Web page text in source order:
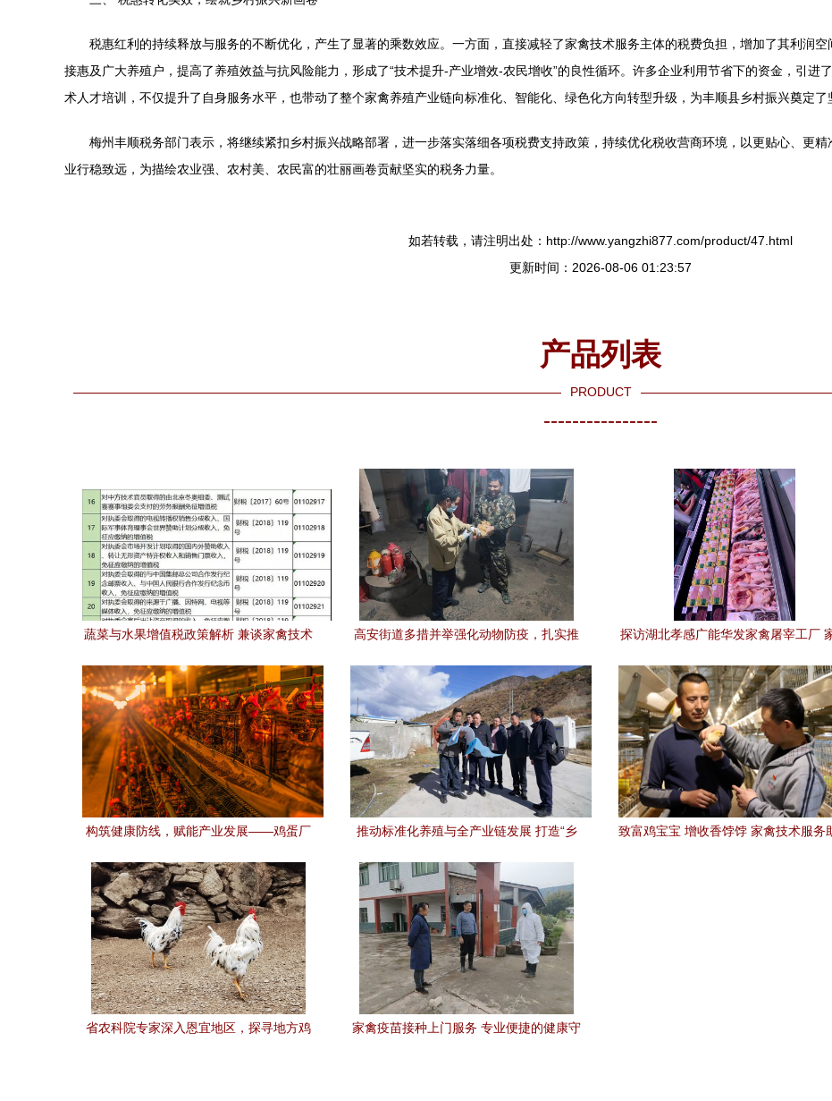
税惠红利的持续释放与服务的不断优化，产生了显著的乘数效应。一方面，直接减轻了家禽技术服务主体的税费负担，增加了其利润
接惠及广大养殖户，提高了养殖效益与抗风险能力，形成了“技术提升-产业增效-农民增收”的良性循环。许多企业利用节省下的资金，引进
术人才培训，不仅提升了自身服务水平，也带动了整个家禽养殖产业链向标准化、智能化、绿色化方向转型升级，为丰顺县乡村振兴奠定了
梅州丰顺税务部门表示，将继续紧扣乡村振兴战略部署，进一步落实落细各项税费支持政策，持续优化税收营商环境，以更贴心、更
业行稳致远，为描绘农业强、农村美、农民富的壮丽画卷贡献坚实的税务力量。
如若转载，请注明出处：http://www.yangzhi877.com/product/47.html
更新时间：2026-08-06 01:23:57
产品列表
PRODUCT
----------------
蔬菜与水果增值税政策解析 兼谈家禽技术
高安街道多措并举强化动物防疫，扎实推
探访湖北孝感广能华发家禽屠宰工厂
构筑健康防线，赋能产业发展——鸡蛋厂
推动标准化养殖与全产业链发展 打造“乡
猪产业时强调
致富鸡宝宝 增收香饽饽 家禽技术服务
省农科院专家深入恩宜地区，探寻地方鸡
家禽疫苗接种上门服务 专业便捷的健康守